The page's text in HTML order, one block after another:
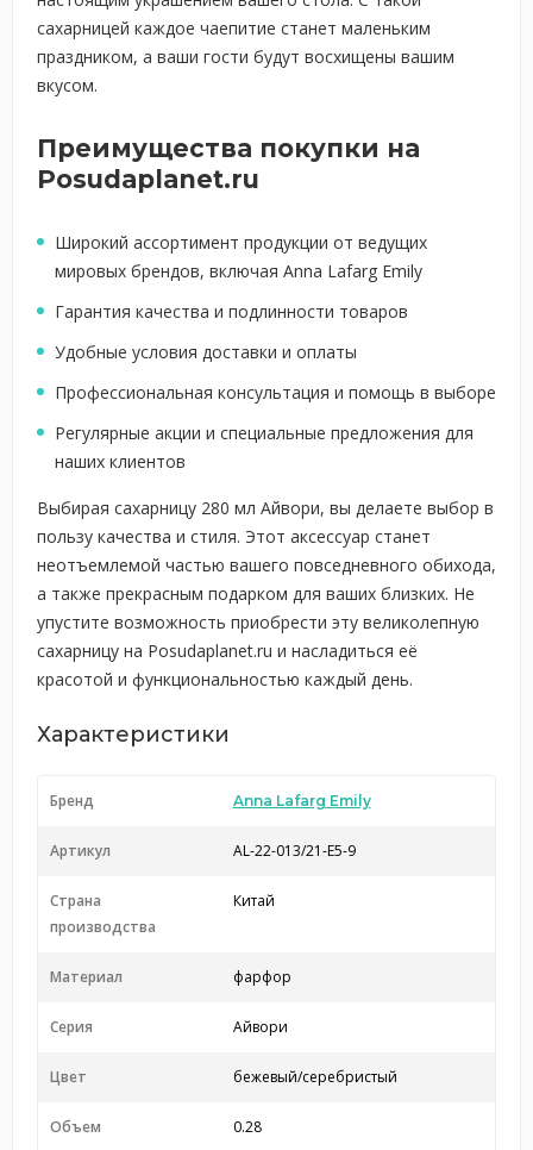
сахарницей каждое чаепитие станет маленьким
праздником, а ваши гости будут восхищены вашим
вкусом.
Преимущества покупки на
Posudaplanet.ru
Широкий ассортимент продукции от ведущих
мировых брендов, включая Anna Lafarg Emily
Гарантия качества и подлинности товаров
Удобные условия доставки и оплаты
Профессиональная консультация и помощь в выборе
Регулярные акции и специальные предложения для
наших клиентов
Выбирая сахарницу 280 мл Айвори, вы делаете выбор в
пользу качества и стиля. Этот аксессуар станет
неотъемлемой частью вашего повседневного обихода,
а также прекрасным подарком для ваших близких. Не
упустите возможность приобрести эту великолепную
сахарницу на Posudaplanet.ru и насладиться её
красотой и функциональностью каждый день.
Характеристики
Бренд Anna Lafarg Emily
Артикул AL-22-013/21-E5-9
Страна
производства
Китай
Материал фарфор
Серия Айвори
Цвет бежевый/серебристый
Объем 0.28